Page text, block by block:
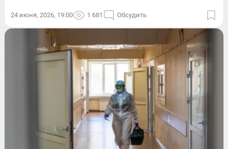
24 июня, 2026, 19:00 1 681 Обсудить